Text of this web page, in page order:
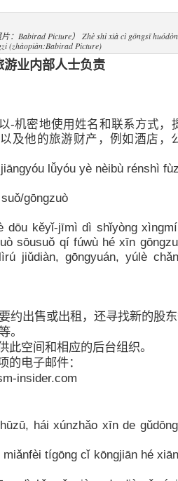
Babirad Picture） Zhè shì xià cì gōngsī
(zhàopiàn:Babirad Picture)
业内部人士负责
-机密地使用姓名和联系方式，
及他的旅游财产，例如酒店，
lǚyóu yè nèibù rénshì
gōngzuò
dōu kěyǐ-jīmì dì shǐyòng
sōusuǒ qí fúwù hé xīn
jiǔdiàn, gōngyuán, yúlè
要约出售或出租，还寻找新的股
。
此空间和相应的后台组织。
的电子邮件：
insider.com
hái xúnzhǎo xīn de
tígōng cǐ kōngjiān hé